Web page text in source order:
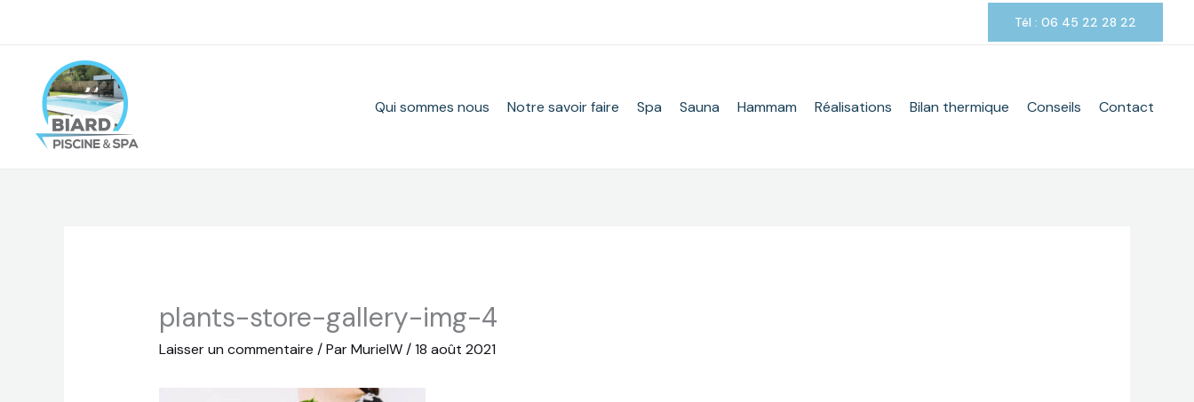
Tél : 06 45 22 28 22
Qui sommes nous Notre savoir faire Spa Sauna Hammam Réalisations Bilan thermique Conseils Contact
plants-store-gallery-img-4
Laisser un commentaire / ParMurielW/18 août 2021